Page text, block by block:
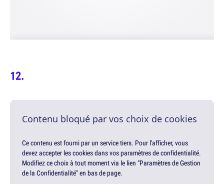
Contenu bloqué par vos choix de cookies
Ce contenu est fourni par un service tiers. Pour l'afficher, vous
devez accepter les cookies dans vos paramètres de confidentialité.
Modifiez ce choix à tout moment via le lien "Paramètres de Gestion
de la Confidentialité" en bas de page.